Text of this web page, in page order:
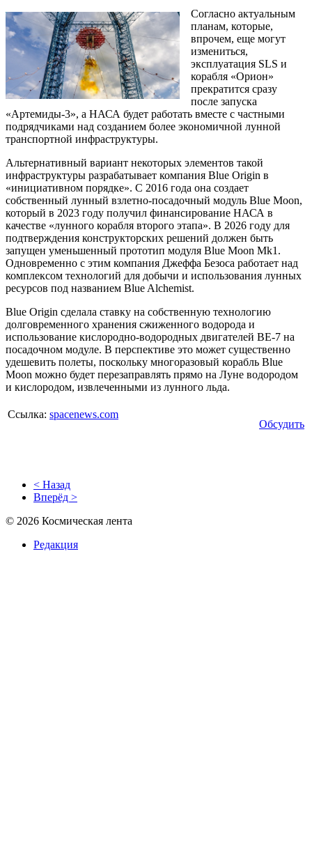
Согласно актуальным
планам, которые,
впрочем, еще могут
измениться,
эксплуатация SLS и
корабля «Орион»
прекратится сразу
после запуска
«Артемиды-3», а НАСА будет работать вместе с частными
подрядчиками над созданием более экономичной лунной
транспортной инфраструктуры.
Альтернативный вариант некоторых элементов такой
инфраструктуры разрабатывает компания Blue Origin в
«инициативном порядке». С 2016 года она создает
собственный лунный взлетно-посадочный модуль Blue Moon,
который в 2023 году получил финансирование НАСА в
качестве «лунного корабля второго этапа». В 2026 году для
подтверждения конструкторских решений должен быть
запущен уменьшенный прототип модуля Blue Moon Mk1.
Одновременно с этим компания Джеффа Безоса работает над
комплексом технологий для добычи и использования лунных
ресурсов под названием Blue Alchemist.
Blue Origin сделала ставку на собственную технологию
долговременного хранения сжиженного водорода и
использование кислородно-водородных двигателей BE-7 на
посадочном модуле. В перспективе это может существенно
удешевить полеты, поскольку многоразовый корабль Blue
Moon можно будет перезаправлять прямо на Луне водородом
и кислородом, извлеченными из лунного льда.
Ссылка: spacenews.com
Обсудить
< Назад
Вперёд >
© 2026 Космическая лента
Редакция